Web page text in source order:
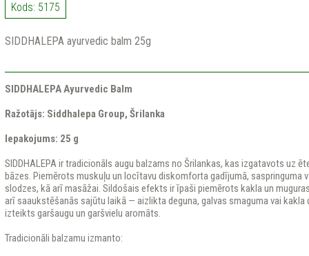
Kods: 5175
SIDDHALEPA ayurvedic balm 25g
SIDDHALEPA Ayurvedic Balm
Ražotājs: Siddhalepa Group, Šrilanka
Iepakojums: 25 g
SIDDHALEPA ir tradicionāls augu balzams no Šrilankas, kas izgatavots uz
bāzes. Piemērots muskuļu un locītavu diskomforta gadījumā, saspringuma
slodzes, kā arī masāžai. Sildošais efekts ir īpaši piemērots kakla un
arī saaukstēšanās sajūtu laikā — aizlikta deguna, galvas smaguma vai
izteikts garšaugu un garšvielu aromāts.
Tradicionāli balzamu izmanto: